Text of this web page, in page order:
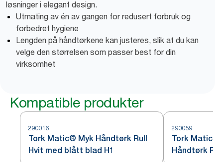
løsninger i elegant design.
Utmating av én av gangen for redusert forbruk og
forbedret hygiene
Lengden på håndtørkene kan justeres, slik at du kan
velge den størrelsen som passer best for din
virksomhet
Kompatible produkter
290016
Tork Matic® Myk Håndtørk Rull
Hvit med blått blad H1
290059
Tork Matic®
Håndtørk